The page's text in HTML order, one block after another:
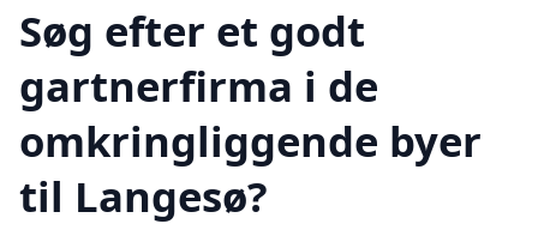
Søg efter et godt
gartnerfirma i de
omkringliggende byer
til Langesø?